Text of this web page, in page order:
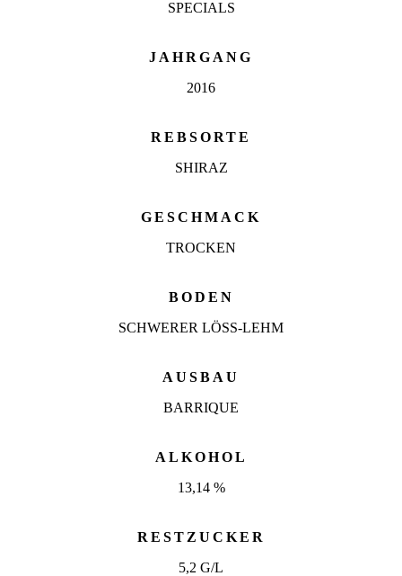
SPECIALS
JAHRGANG
2016
REBSORTE
SHIRAZ
GESCHMACK
TROCKEN
BODEN
SCHWERER LÖSS-LEHM
AUSBAU
BARRIQUE
ALKOHOL
13,14 %
RESTZUCKER
5,2 G/L